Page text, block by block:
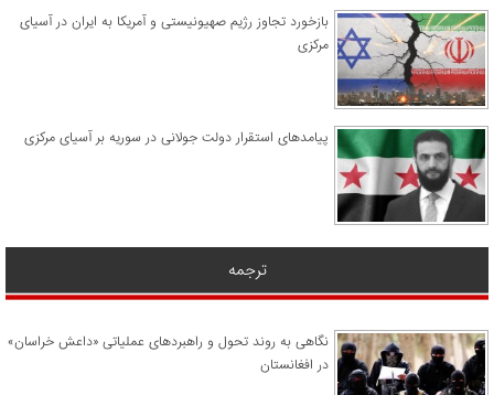
​بازخورد تجاوز رژیم صهیونیستی و آمریکا به ایران در آسیای
مرکزی
پیامدهای استقرار دولت جولانی در سوریه بر آسیای مرکزی
ترجمه
نگاهی به روند تحول و راهبردهای عملیاتی «داعش خراسان»
در افغانستان